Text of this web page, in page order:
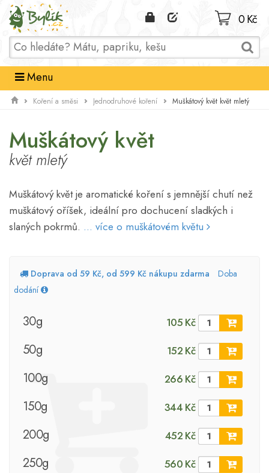
Domů
0 Kč
Menu
Koření a směsi Jednodruhové koření Muškátový květ květ mletý
Muškátový květ
květ mletý
Muškátový květ je aromatické koření s jemnější chutí než
muškátový oříšek, ideální pro dochucení sladkých i
slaných pokrmů. ... více o muškátovém květu
Doprava od 59 Kč, od 599 Kč nákupu zdarma
Doba
dodání
30g 105 Kč
50g 152 Kč
100g 266 Kč
150g 344 Kč
200g 452 Kč
250g 560 Kč